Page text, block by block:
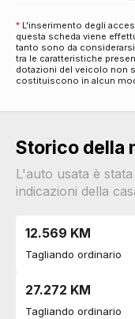
Rete divisoria
Badge - ricamo interno
Climatizzatore
Antifurti
Bulloni antifurto
Lettore cd/dvd
Impianto audio
Display multifunzione
Computer di bordo
Cambio
Cambio automatico a 8
* L'inserimento degli
questa scheda viene
tanto sono da
tra le caratteristiche
dotazioni del veicolo non
costituiscono in alcun
Storico della
L'auto usata è
indicazioni della
12.569 KM
Tagliando ordinario
27.272 KM
Tagliando ordinario